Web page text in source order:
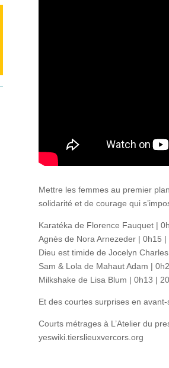
Mettre les femmes au premier
solidarité et de courage qui
Karatéka de Florence Fauquet |
Agnès de Nora Arnezeder | 0h15 |
Dieu est timide de Jocelyn
Sam & Lola de Mahaut Adam |
Milkshake de Lisa Blum | 0h13 |
Et des courtes surprises en
Courts métrages à L’Atelier du
yeswiki.tierslieuxvercors.org